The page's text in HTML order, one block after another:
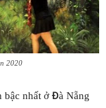
2020
bậc nhất ở Đà Nẵng